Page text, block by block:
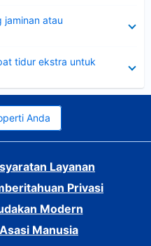
jaminan atau
tidur ekstra untuk
Anda
Layanan
Privasi
Modern
Manusia